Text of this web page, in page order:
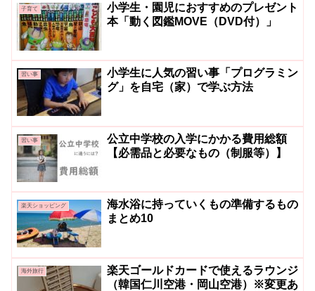
子育て
小学生・園児におすすめのプレゼント
本「動く図鑑MOVE（DVD付）」
習い事
小学生に人気の習い事「プログラミン
グ」を自宅（家）で学ぶ方法
習い事
公立中学校の入学にかかる費用総額
【必需品と必要なもの（制服等）】
楽天ショッピング
海水浴に持っていくもの準備するもの
まとめ10
海外旅行
楽天ゴールドカードで使えるラウンジ
（韓国仁川空港・岡山空港）※変更あ